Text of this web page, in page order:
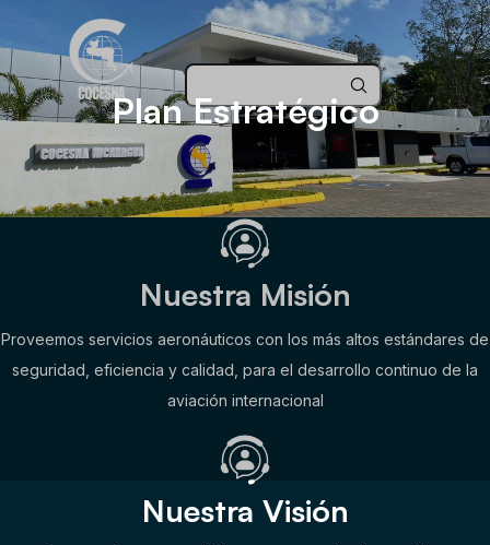
Plan Estratégico
Nuestra Misión
Proveemos servicios aeronáuticos con los más altos estándares de
seguridad, eficiencia y calidad, para el desarrollo continuo de la
aviación internacional
Nuestra Visión